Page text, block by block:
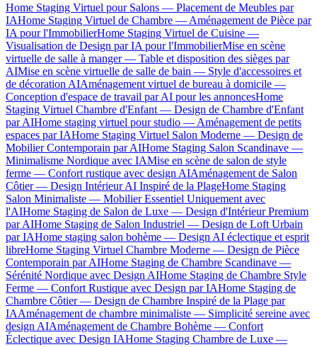
Home Staging Virtuel pour Salons — Placement de Meubles par
IAHome Staging Virtuel de Chambre — Aménagement de Pièce par
IA pour l'ImmobilierHome Staging Virtuel de Cuisine —
Visualisation de Design par IA pour l'ImmobilierMise en scène
virtuelle de salle à manger — Table et disposition des sièges par
AIMise en scène virtuelle de salle de bain — Style d'accessoires et
de décoration AIAménagement virtuel de bureau à domicile —
Conception d'espace de travail par AI pour les annoncesHome
Staging Virtuel Chambre d'Enfant — Design de Chambre d'Enfant
par AIHome staging virtuel pour studio — Aménagement de petits
espaces par IAHome Staging Virtuel Salon Moderne — Design de
Mobilier Contemporain par AIHome Staging Salon Scandinave —
Minimalisme Nordique avec IAMise en scène de salon de style
ferme — Confort rustique avec design AIAménagement de Salon
Côtier — Design Intérieur AI Inspiré de la PlageHome Staging
Salon Minimaliste — Mobilier Essentiel Uniquement avec
l'AIHome Staging de Salon de Luxe — Design d'Intérieur Premium
par AIHome Staging de Salon Industriel — Design de Loft Urbain
par IAHome staging salon bohème — Design AI éclectique et esprit
libreHome Staging Virtuel Chambre Moderne — Design de Pièce
Contemporain par AIHome Staging de Chambre Scandinave —
Sérénité Nordique avec Design AIHome Staging de Chambre Style
Ferme — Confort Rustique avec Design par IAHome Staging de
Chambre Côtier — Design de Chambre Inspiré de la Plage par
IAAménagement de chambre minimaliste — Simplicité sereine avec
design AIAménagement de Chambre Bohème — Confort
Éclectique avec Design IAHome Staging Chambre de Luxe —